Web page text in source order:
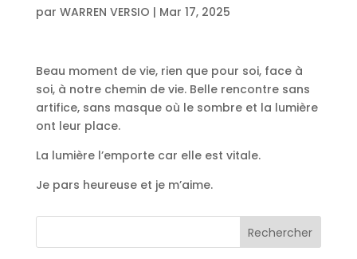
par WARREN VERSIO | Mar 17, 2025
Beau moment de vie, rien que pour soi, face à
soi, à notre chemin de vie. Belle rencontre sans
artifice, sans masque où le sombre et la lumière
ont leur place.
La lumière l’emporte car elle est vitale.
Je pars heureuse et je m’aime.
Rechercher